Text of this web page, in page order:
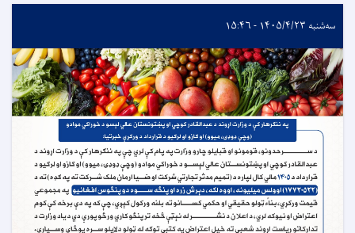
سه‌شنبه ۱۴۰۵/۴/۲۳ - ۱۵:۴۶